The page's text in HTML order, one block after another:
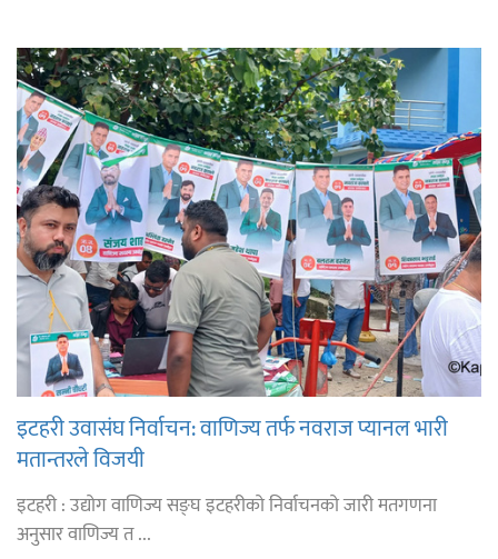
इटहरी उवासंघ निर्वाचन: वाणिज्य तर्फ नवराज प्यानल भारी
मतान्तरले विजयी
इटहरी : उद्योग वाणिज्य सङ्घ इटहरीको निर्वाचनको जारी मतगणना
अनुसार वाणिज्य त ...